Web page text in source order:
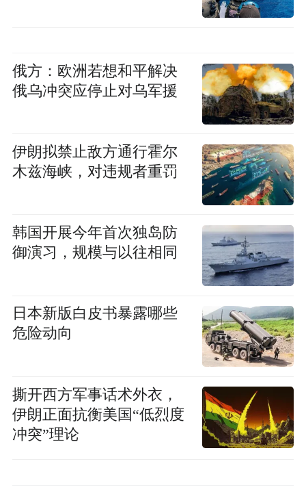
俄方：欧洲若想和平解决
俄乌冲突应停止对乌军援
伊朗拟禁止敌方通行霍尔
木兹海峡，对违规者重罚
韩国开展今年首次独岛防
御演习，规模与以往相同
日本新版白皮书暴露哪些
危险动向
撕开西方军事话术外衣，
伊朗正面抗衡美国“低烈度
冲突”理论